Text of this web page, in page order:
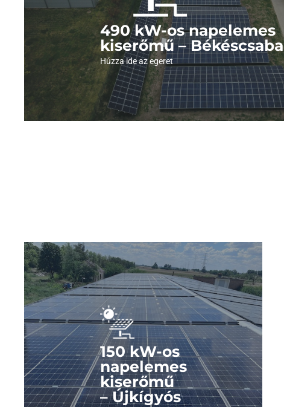
490 kW-os napelemes
kiserőmű – Békéscsaba
Húzza ide az egeret
Megnézem a képeket
150 kW-os
napelemes
kiserőmű
– Újkígyós
Nézze meg a képeket!
Kattintson és nézze meg fotóinkat az erőműről!
Megnézem a képeket